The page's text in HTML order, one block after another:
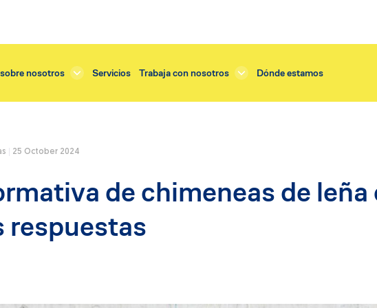
exterior
Renovación enlucido
Renovación balcones
nosotros Servicios Trabaja con nosotros Dónde estamos
25 October 2024
de chimeneas de leña
respuestas